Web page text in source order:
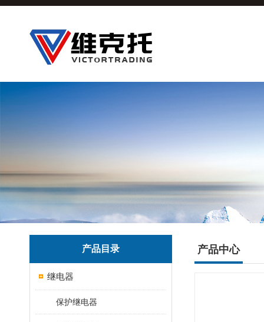
产品目录
继电器
保护继电器
产品中心